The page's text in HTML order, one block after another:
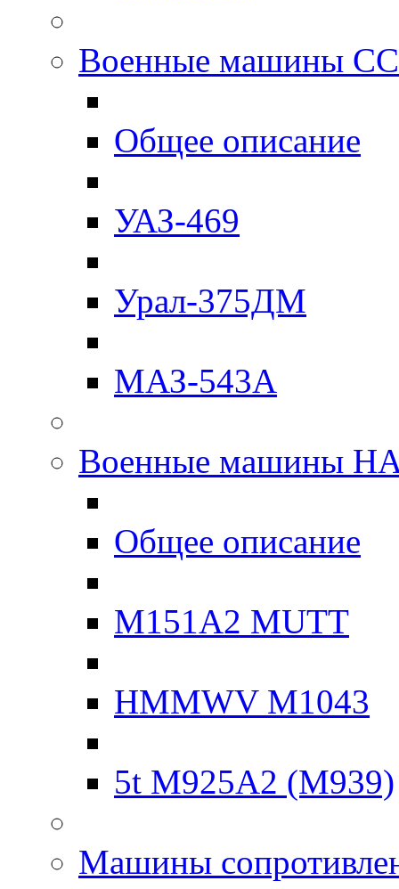
Военные машины
Общее описание
УАЗ-469
Урал-375ДМ
МАЗ-543А
Военные машины
Общее описание
M151A2 MUTT
HMMWV M1043
5t M925A2 (M939)
Машины